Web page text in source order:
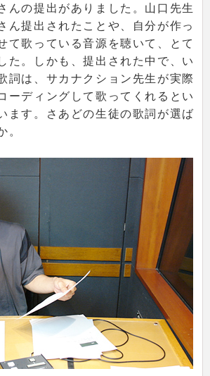
んの提出がありました。山口先生
ん提出されたことや、自分が作っ
て歌っている音源を聴いて、とて
た。しかも、提出された中で、い
詞は、サカナクション先生が実際
ーディングして歌ってくれるとい
ます。さあどの生徒の歌詞が選ば
。